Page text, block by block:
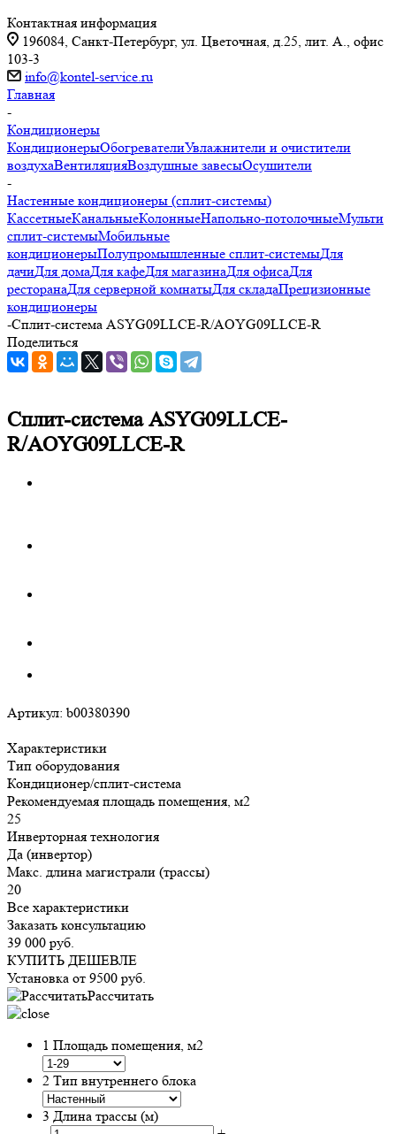
Контактная информация
196084, Санкт-Петербург, ул. Цветочная, д.25, лит. А., офис
103-3
info@kontel-service.ru
Главная
-
Кондиционеры
КондиционерыОбогревателиУвлажнители и очистители
воздухаВентиляцияВоздушные завесыОсушители
-
Настенные кондиционеры (сплит-системы)
КассетныеКанальныеКолонныеНапольно-потолочныеМульти
сплит-системыМобильные
кондиционерыПолупромышленные сплит-системыДля
дачиДля домаДля кафеДля магазинаДля офисаДля
ресторанаДля серверной комнатыДля складаПрецизионные
кондиционеры
-Сплит-система ASYG09LLCE-R/AOYG09LLCE-R
Поделиться
Сплит-система ASYG09LLCE-
R/AOYG09LLCE-R
Артикул: b00380390
Характеристики
Тип оборудования
Кондиционер/сплит-система
Рекомендуемая площадь помещения, м2
25
Инверторная технология
Да (инвертор)
Макс. длина магистрали (трассы)
20
Все характеристики
Заказать консультацию
39 000 руб.
КУПИТЬ ДЕШЕВЛЕ
Установка от 9500 руб.
Рассчитать
1 Площадь помещения, м2
2 Тип внутреннего блока
3 Длина трассы (м)